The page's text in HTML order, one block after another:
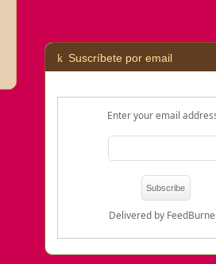
Suscríbete por email
Enter your email
Delivered by